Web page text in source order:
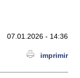
07.01.2026 - 14:36
imprimir